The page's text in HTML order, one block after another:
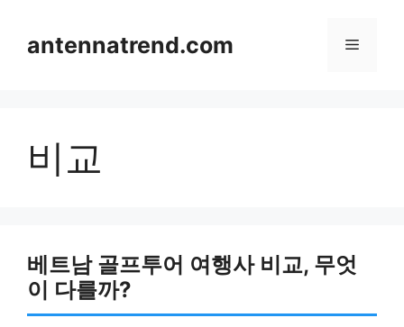
antennatrend.com 메
비교
베트남 골프투어 여행사 비교, 무엇
이 다를까?